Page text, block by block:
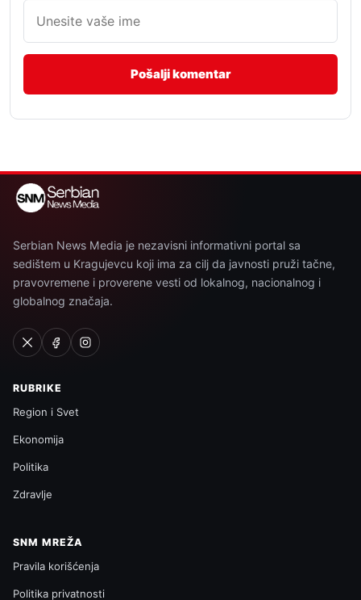
Serbian News Media je nezavisni informativni portal sa
sedištem u Kragujevcu koji ima za cilj da javnosti pruži tačne,
pravovremene i proverene vesti od lokalnog, nacionalnog i
globalnog značaja.
RUBRIKE
Region i Svet
Ekonomija
Politika
Zdravlje
SNM MREŽA
Pravila korišćenja
Politika privatnosti